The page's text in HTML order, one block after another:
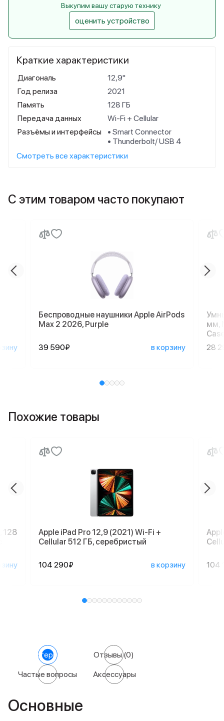
Краткие характеристики
Диагональ
12,9"
Год релиза
2021
Память
128 ГБ
Передача данных
Wi-Fi + Cellular
Разъёмы и интерфейсы
• Smart Connector
• Thunderbolt/ USB 4
Смотреть все характеристики
Выкупим вашу старую технику
оценить устройство
С этим товаром часто покупают
Беспроводные наушники Apple AirPods
Max 2 2026, Purple
39 590₽ в корзину
мм,
28
Похожие товары
128
Apple iPad Pro 12,9 (2021) Wi-Fi +
Cellular 512 ГБ, серебристый
104 290₽ в корзину 104
Характеристики Отзывы(0)
Частые вопросы Аксессуары
Основные